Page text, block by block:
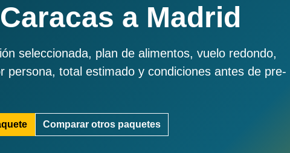
a Madrid
seleccionada, plan de alimentos, vuelo redondo,
persona, total estimado y condiciones antes de pre-
Comparar otros paquetes